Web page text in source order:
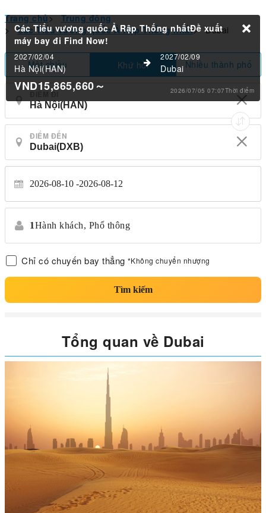
Trang chủ>
Trung đông
>
Các Tiểu vương quốc Ả Rập Thống nhất> Dubai
Một chiều Khứ hồi Nhiều thành phố
ĐIỂM ĐI
ĐIỂM ĐẾN
2026-08-10 2026-08-12
1Hành khách, Phổ thông
Chỉ có chuyến bay thẳng *Không chuyển nhượng
Tìm kiếm
Các Tiểu vương quốc Ả Rập Thống nhấtĐề xuất
máy bay đi Find Now!
2027/02/04
Hà Nội(HAN)
2027/02/09
Dubai
VND15,865,660～ 2026/07/05 07:07Thời điểm
Tổng quan về Dubai